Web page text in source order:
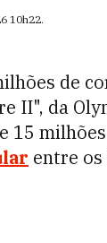
10h22.
de
II", da
15
entre